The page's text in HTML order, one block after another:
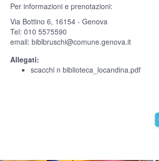
Per informazioni e prenotazioni:
Via Bottino 6, 16154 - Genova
Tel: 010 5575590
email: biblbruschi@comune.genova.it
Allegati:
scacchi n biblioteca_locandina.pdf